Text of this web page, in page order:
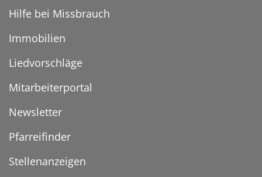
Hilfe bei Missbrauch
Immobilien
Liedvorschläge
Mitarbeiterportal
Newsletter
Pfarreifinder
Stellenanzeigen